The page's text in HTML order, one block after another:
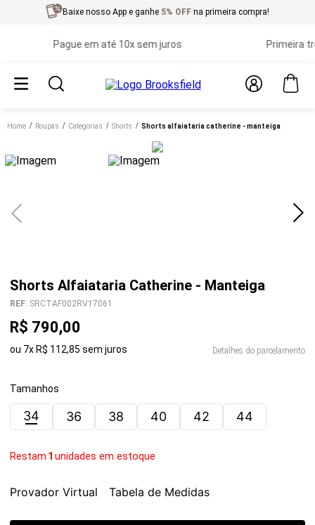
Baixe nosso App e ganhe 5% OFF na primeira compra!
Pague em até 10x sem juros Primeira
Home roupas categorias shorts shorts alfaiataria catherine - manteiga
Shorts Alfaiataria Catherine - Manteiga
REF: SRCTAF002RV17061
R$ 790,00
ou 7x R$ 112,85 sem juros Detalhes do parcelamento
Tamanhos
34 36 38 40 42 44
Restam 1 unidades em estoque
Provador Virtual Tabela de Medidas